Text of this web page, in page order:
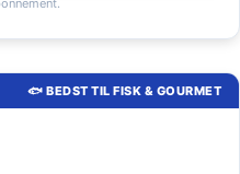
🐟 BEDST TIL FISK & GOURMET